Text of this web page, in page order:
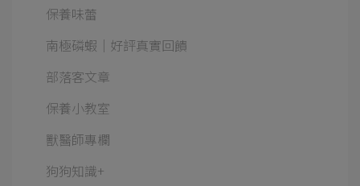
保養味蕾
南極磷蝦│好評真實回饋
部落客文章
保養小教室
獸醫師專欄
狗狗知識+